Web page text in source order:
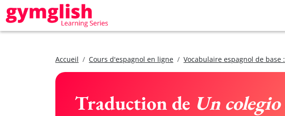
Accueil Cours d'espagnol en ligne Vocabulaire espagnol de base
Traduction de Un